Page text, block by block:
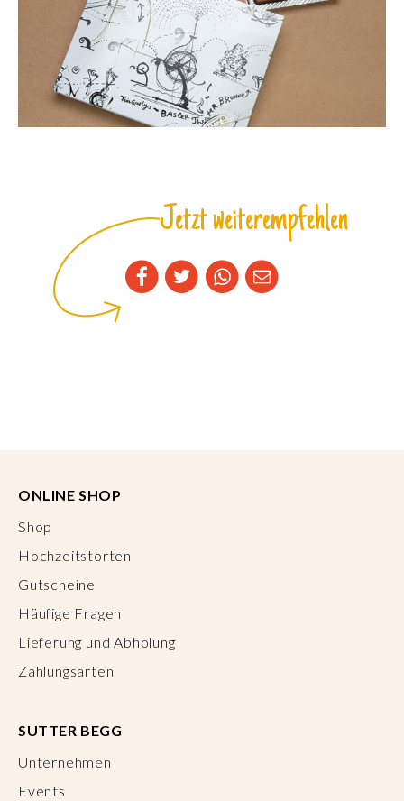
Jetzt weiterempfehlen
ONLINE SHOP
Shop
Hochzeitstorten
Gutscheine
Häufige Fragen
Lieferung und Abholung
Zahlungsarten
SUTTER BEGG
Unternehmen
Events